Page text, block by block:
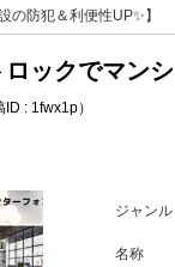
の防犯＆利便性UP✨】
ロックでマンシ
ID : 1fwx1p）
ジャンル
名称